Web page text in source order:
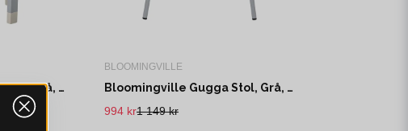
Bloomingville Marle Stol, Grå, Mdf L40xH58xW30 cm
BLOOMINGVILLE
Bloomingville Gugga Stol, Grå, Plywood L40xH60xW32 cm
1 149 kr
994 kr